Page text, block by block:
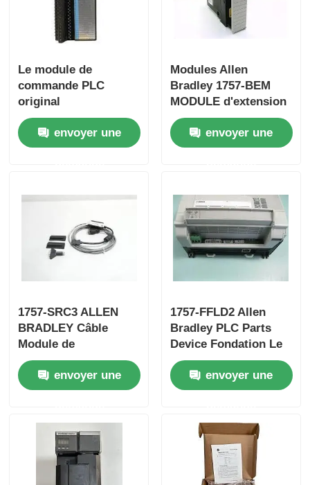
Demandez un devis
Pièces API Omron
Pièces de commande automatique Allen Bradley
Yokogawa Stardom PLC est une société
Hima Sécurité Plc
PLC d'ICS Triplex
PLC de Woodward
Module de PLC de Schneider
Module de génie Fanuc
Le module de
commande PLC
original
envoyer une
Modules Allen
Bradley 1757-BEM
MODULE d'extension
de batterie Expédition
rapide envoyer une
1757-SRC3 ALLEN
BRADLEY Câble
Module de
redondance CLX Neuf
en boîteenvoyer une
1757-FFLD2 Allen
Bradley PLC Parts
Device Fondation Le
dispositif de liaison
du bus de terrain
envoyer une